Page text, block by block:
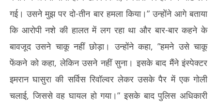
गई। उसने मुझ पर दो-तीन बार हमला किया।” उन्होंने आगे बताया
कि आरोपी नशे की हालत में लग रहा था और बार-बार कहने के
बावजूद उसने चाकू नहीं छोड़ा। उन्होंने कहा, ”हमने उसे चाकू
फेंकने को कहा, लेकिन उसने नहीं सुना। इसके बाद मैंने इंस्पेक्टर
इमरान घासुरा की सर्विस रिवॉल्वर लेकर उसके पैर में एक गोली
चलाई, जिससे वह घायल हो गया।” इसके बाद पुलिस अधिकारी